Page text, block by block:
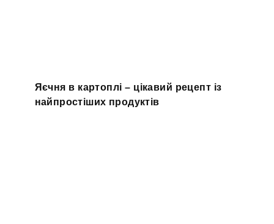
Яєчня в картоплі – цікавий рецепт із
найпростіших продуктів